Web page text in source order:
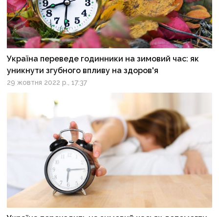
Україна переведе годинники на зимовий час: як
уникнути згубного впливу на здоров'я
29 жовтня 2022 р., 17:37